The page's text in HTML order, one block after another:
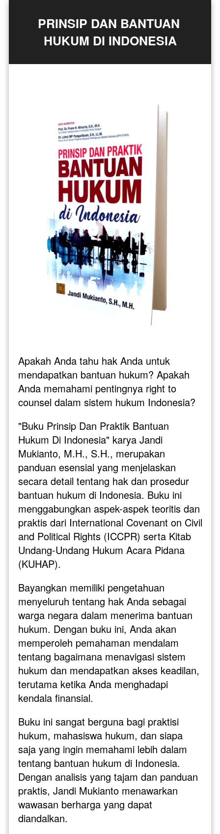
PRINSIP DAN BANTUAN
HUKUM DI INDONESIA
Apakah Anda tahu hak Anda untuk
mendapatkan bantuan hukum? Apakah
Anda memahami pentingnya right to
counsel dalam sistem hukum Indonesia?
"Buku Prinsip Dan Praktik Bantuan
Hukum Di Indonesia" karya Jandi
Mukianto, M.H., S.H., merupakan
panduan esensial yang menjelaskan
secara detail tentang hak dan prosedur
bantuan hukum di Indonesia. Buku ini
menggabungkan aspek-aspek teoritis dan
praktis dari International Covenant on Civil
and Political Rights (ICCPR) serta Kitab
Undang-Undang Hukum Acara Pidana
(KUHAP).
Bayangkan memiliki pengetahuan
menyeluruh tentang hak Anda sebagai
warga negara dalam menerima bantuan
hukum. Dengan buku ini, Anda akan
memperoleh pemahaman mendalam
tentang bagaimana menavigasi sistem
hukum dan mendapatkan akses keadilan,
terutama ketika Anda menghadapi
kendala finansial.
Buku ini sangat berguna bagi praktisi
hukum, mahasiswa hukum, dan siapa
saja yang ingin memahami lebih dalam
tentang bantuan hukum di Indonesia.
Dengan analisis yang tajam dan panduan
praktis, Jandi Mukianto menawarkan
wawasan berharga yang dapat
diandalkan.